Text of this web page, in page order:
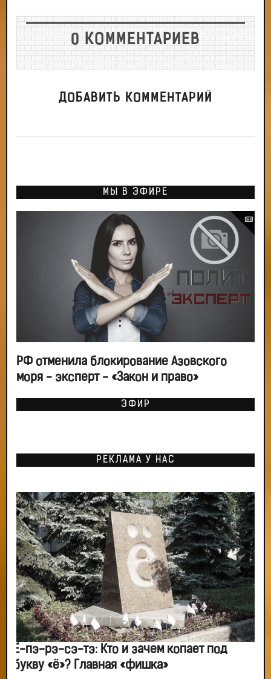
0 КОММЕНТАРИЕВ
ДОБАВИТЬ КОММЕНТАРИЙ
МЫ В ЭФИРЕ
РФ отменила блокирование Азовского
моря - эксперт - «Закон и право»
ЭФИР
РЕКЛАМА У НАС
Ё-пэ-рэ-сэ-тэ: Кто и зачем копает под
букву «ё»? Главная «фишка»